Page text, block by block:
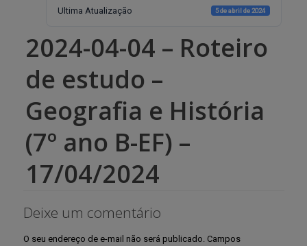
Ultima Atualização 5 de abril de 2024
2024-04-04 – Roteiro
de estudo –
Geografia e História
(7º ano B-EF) –
17/04/2024
Deixe um comentário
O seu endereço de e-mail não será publicado. Campos